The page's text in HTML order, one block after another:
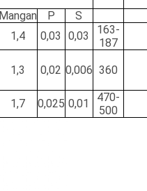
Mangan P
S
1,4 0,03 0,03
163-
187
1,3 0,02 0,006 360
1,7 0,025 0,01
470-
500